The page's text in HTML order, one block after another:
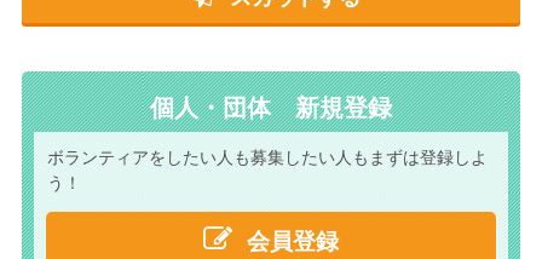
個人・団体 新規登録
ボランティアをしたい人も募集したい人もまずは登録しよ
う！
会員登録